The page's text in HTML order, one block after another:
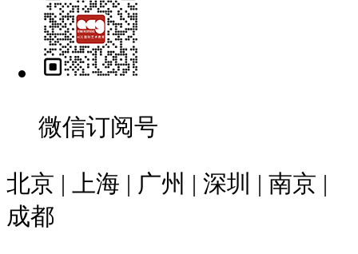
微信订阅号
北京 | 上海 | 广州 | 深圳 | 南京 |
成都